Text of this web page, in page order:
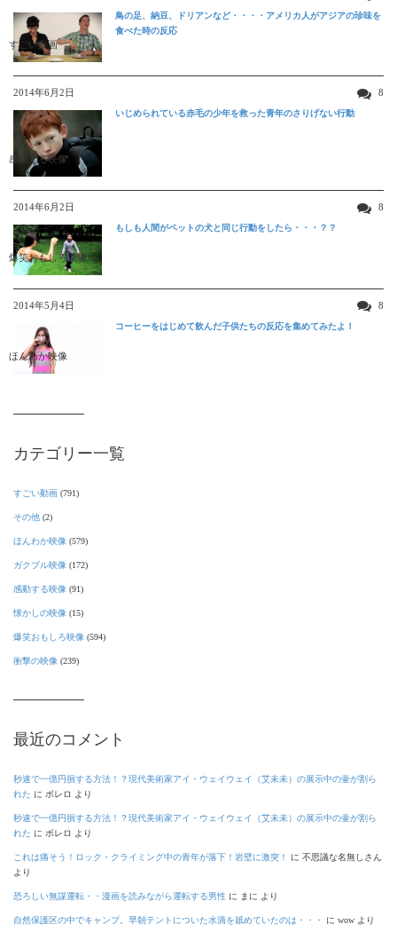
すごい動画
鳥の足、納豆、ドリアンなど・・・・アメリカ人がアジアの珍味を
食べた時の反応
2014年6月2日 8
感動する映像
いじめられている赤毛の少年を救った青年のさりげない行動
2014年6月2日 8
爆笑おもしろ映像
もしも人間がペットの犬と同じ行動をしたら・・・？？
2014年5月4日 8
ほんわか映像
コーヒーをはじめて飲んだ子供たちの反応を集めてみたよ！
カテゴリー一覧
すごい動画 (791)
その他 (2)
ほんわか映像 (579)
ガクブル映像 (172)
感動する映像 (91)
懐かしの映像 (15)
爆笑おもしろ映像 (594)
衝撃の映像 (239)
最近のコメント
秒速で一億円損する方法！？現代美術家アイ・ウェイウェイ（艾未未）の展示中の壷が割ら
れた に ボレロ より
秒速で一億円損する方法！？現代美術家アイ・ウェイウェイ（艾未未）の展示中の壷が割ら
れた に ボレロ より
これは痛そう！ロック・クライミング中の青年が落下！岩壁に激突！ に 不思議な名無しさん
より
恐ろしい無謀運転・・漫画を読みながら運転する男性 に まに より
自然保護区の中でキャンプ。早朝テントについた水滴を舐めていたのは・・・ に wow より